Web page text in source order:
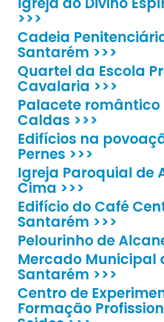
>>>
Cadeia
Santarém >>>
Quartel da Escola
Cavalaria >>>
Palacete
Caldas >>>
Edifícios na
Pernes >>>
Igreja Paroquial de
Cima >>>
Edifício do Café
Santarém >>>
Pelourinho de
Mercado Municipal
Santarém >>>
Centro de
Formação